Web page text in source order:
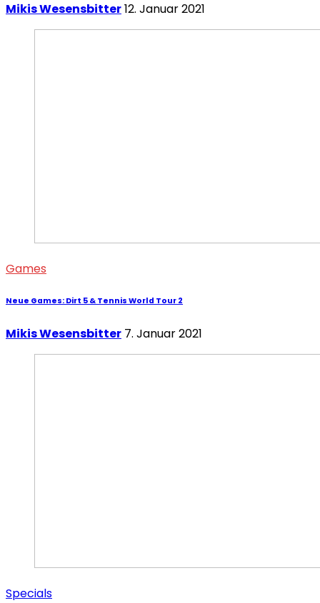
Mikis Wesensbitter12. Januar 2021
Games
Neue Games: Dirt 5 & Tennis World Tour 2
Mikis Wesensbitter 7. Januar 2021
Specials